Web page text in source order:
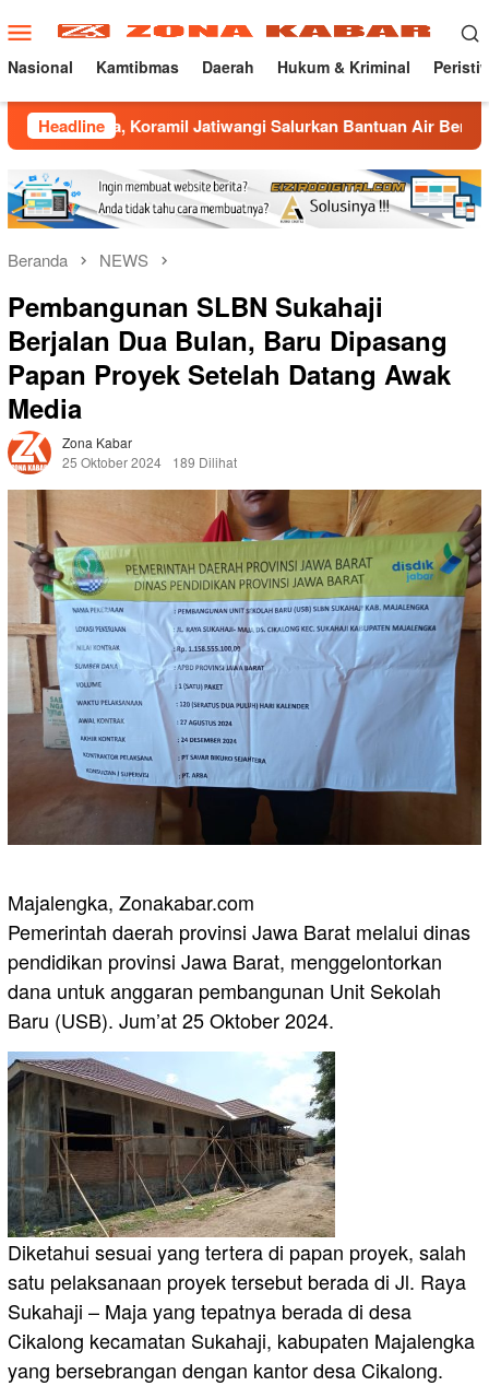
ke
konten
Menu
Mobile
Nasional Kamtibmas Daerah Hukum & Kriminal
Headline
Koramil Jatiwangi Salurkan Bantuan Air Bersih untuk Warga
Beranda NEWS
Pembangunan SLBN Sukahaji
Berjalan Dua Bulan, Baru Dipasang
Papan Proyek Setelah Datang Awak
Media
Zona Kabar
25 Oktober 2024
189 Dilihat
Majalengka, Zonakabar.com
Pemerintah daerah provinsi Jawa Barat melalui dinas
pendidikan provinsi Jawa Barat, menggelontorkan
dana untuk anggaran pembangunan Unit Sekolah
Baru (USB). Jum’at 25 Oktober 2024.
Diketahui sesuai yang tertera di papan proyek, salah
satu pelaksanaan proyek tersebut berada di Jl. Raya
Sukahaji – Maja yang tepatnya berada di desa
Cikalong kecamatan Sukahaji, kabupaten Majalengka
yang bersebrangan dengan kantor desa Cikalong.